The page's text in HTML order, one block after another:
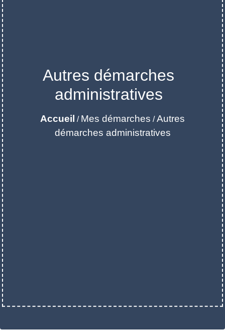
Autres démarches
administratives
Accueil / Mes démarches / Autres
démarches administratives